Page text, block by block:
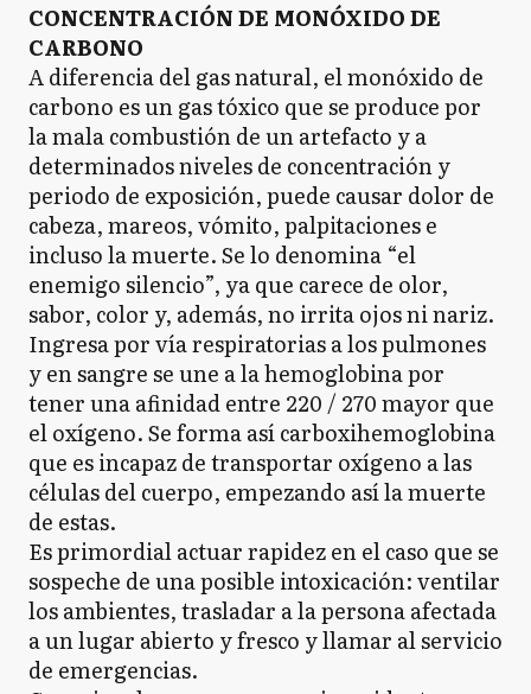
CONCENTRACIÓN DE MONÓXIDO DE
CARBONO
A diferencia del gas natural, el monóxido de
carbono es un gas tóxico que se produce por
la mala combustión de un artefacto y a
determinados niveles de concentración y
periodo de exposición, puede causar dolor de
cabeza, mareos, vómito, palpitaciones e
incluso la muerte. Se lo denomina “el
enemigo silencio”, ya que carece de olor,
sabor, color y, además, no irrita ojos ni nariz.
Ingresa por vía respiratorias a los pulmones
y en sangre se une a la hemoglobina por
tener una afinidad entre 220 / 270 mayor que
el oxígeno. Se forma así carboxihemoglobina
que es incapaz de transportar oxígeno a las
células del cuerpo, empezando así la muerte
de estas.
Es primordial actuar rapidez en el caso que se
sospeche de una posible intoxicación: ventilar
los ambientes, trasladar a la persona afectada
a un lugar abierto y fresco y llamar al servicio
de emergencias.